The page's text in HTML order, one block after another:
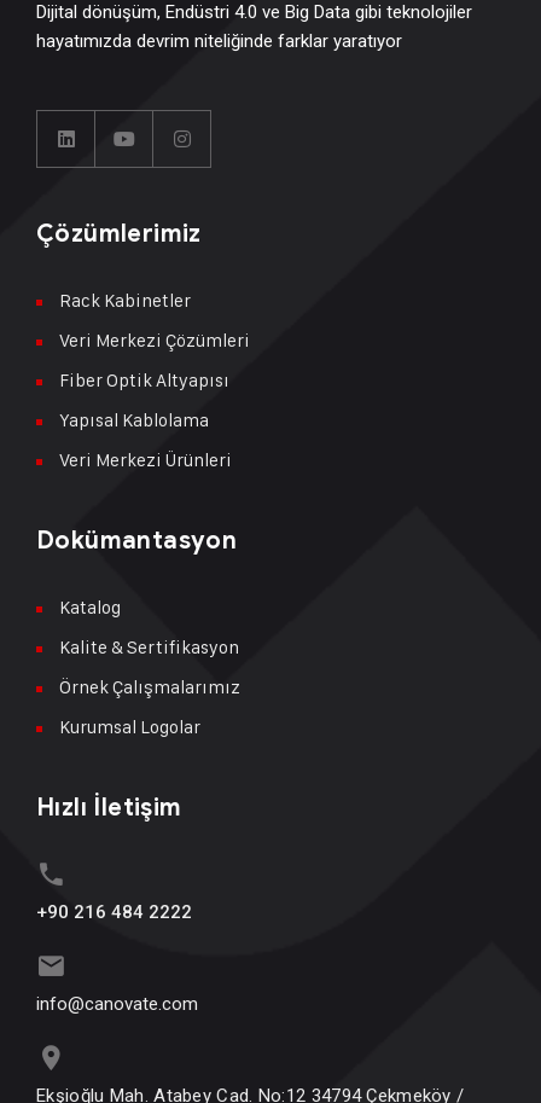
Dijital dönüşüm, Endüstri 4.0 ve Big Data gibi teknolojiler
hayatımızda devrim niteliğinde farklar yaratıyor
Çözümlerimiz
Rack Kabinetler
Veri Merkezi Çözümleri
Fiber Optik Altyapısı
Yapısal Kablolama
Veri Merkezi Ürünleri
Dokümantasyon
Katalog
Kalite & Sertifikasyon
Örnek Çalışmalarımız
Kurumsal Logolar
Hızlı İletişim
+90 216 484 2222
info@canovate.com
Ekşioğlu Mah. Atabey Cad. No:12 34794 Çekmeköy /